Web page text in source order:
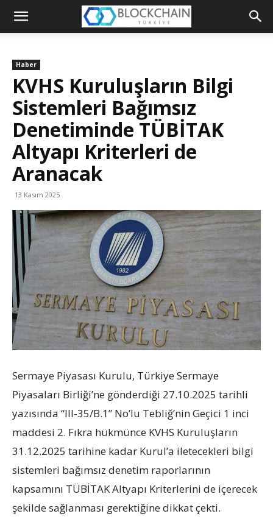
Blockchain
Haber
KVHS Kuruluşların Bilgi
Sistemleri Bağımsız
Denetiminde TÜBİTAK
Altyapı Kriterleri de
Aranacak
13 Kasım 2025
Sermaye Piyasası Kurulu, Türkiye Sermaye
Piyasaları Birliği’ne gönderdiği 27.10.2025 tarihli
yazısında “III-35/B.1” No’lu Tebliğ’nin Geçici 1 inci
maddesi 2. Fıkra hükmünce KVHS Kuruluşların
31.12.2025 tarihine kadar Kurul’a iletecekleri bilgi
sistemleri bağımsız denetim raporlarının
kapsamını TÜBİTAK Altyapı Kriterlerini de içerecek
şekilde sağlanması gerektiğine dikkat çekti.